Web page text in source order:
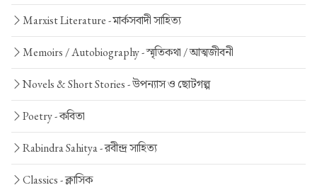
Marxist Literature -মার্কসবাদী সাহিত্য
Memoirs / Autobiography -স্মৃতিকথা / আত্মজীবনী
Novels & Short Stories -উপন্যাস ও ছোটগল্প
Poetry -কবিতা
Rabindra Sahitya -রবীন্দ্র সাহিত্য
Classics -ক্লাসিক